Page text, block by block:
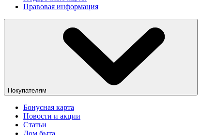
Правовая информация
Покупателям
Бонусная карта
Новости и акции
Статьи
Дом быта